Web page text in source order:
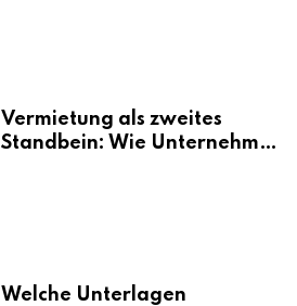
Vermietung als zweites
Standbein: Wie Unternehmen
Welche Unterlagen